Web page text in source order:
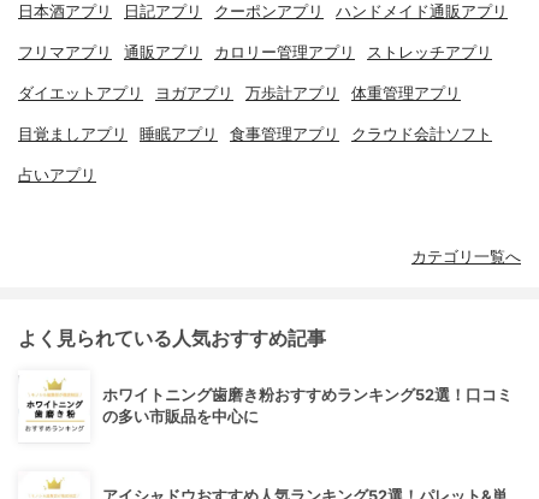
日本酒アプリ 日記アプリ クーポンアプリ ハンドメイド通販アプリ
フリマアプリ 通販アプリ カロリー管理アプリ ストレッチアプリ
ダイエットアプリ ヨガアプリ 万歩計アプリ 体重管理アプリ
目覚ましアプリ 睡眠アプリ 食事管理アプリ クラウド会計ソフト
占いアプリ
カテゴリ一覧へ
よく見られている人気おすすめ記事
ホワイトニング歯磨き粉おすすめランキング52選！口コミ
の多い市販品を中心に